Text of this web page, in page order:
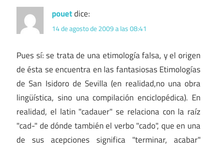
pouetdice:
14 de agosto de 2009 a las 08:41
Pues sí: se trata de una etimología falsa, y el origen
de ésta se encuentra en las fantasiosas Etimologías
de San Isidoro de Sevilla (en realidad,no una obra
lingüística, sino una compilación enciclopédica). En
realidad, el latin "cadauer" se relaciona con la raíz
"cad-" de dónde también el verbo "cado", que en una
de sus acepciones significa "terminar, acabar"